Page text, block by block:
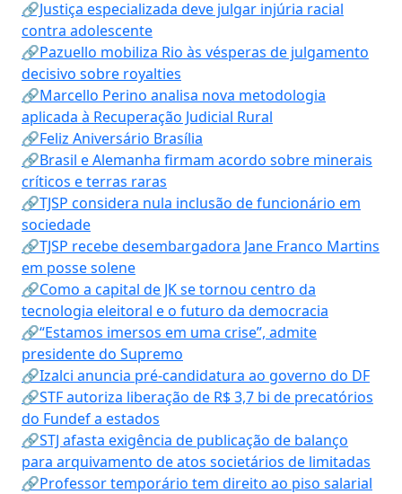
🔗Justiça especializada deve julgar injúria racial
contra adolescente
🔗Pazuello mobiliza Rio às vésperas de julgamento
decisivo sobre royalties
🔗Marcello Perino analisa nova metodologia
aplicada à Recuperação Judicial Rural
🔗Feliz Aniversário Brasília
🔗Brasil e Alemanha firmam acordo sobre minerais
críticos e terras raras
🔗TJSP considera nula inclusão de funcionário em
sociedade
🔗TJSP recebe desembargadora Jane Franco Martins
em posse solene
🔗Como a capital de JK se tornou centro da
tecnologia eleitoral e o futuro da democracia
🔗“Estamos imersos em uma crise”, admite
presidente do Supremo
🔗Izalci anuncia pré-candidatura ao governo do DF
🔗STF autoriza liberação de R$ 3,7 bi de precatórios
do Fundef a estados
🔗STJ afasta exigência de publicação de balanço
para arquivamento de atos societários de limitadas
🔗Professor temporário tem direito ao piso salarial